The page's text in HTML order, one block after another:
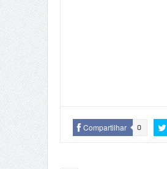
Compartilhar 0